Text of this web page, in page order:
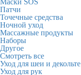
Маски SOS
Патчи
Точечные средства
Ночной уход
Массажные продукты
Наборы
Другое
Смотреть все
Уход для шеи и декольте
Уход для рук